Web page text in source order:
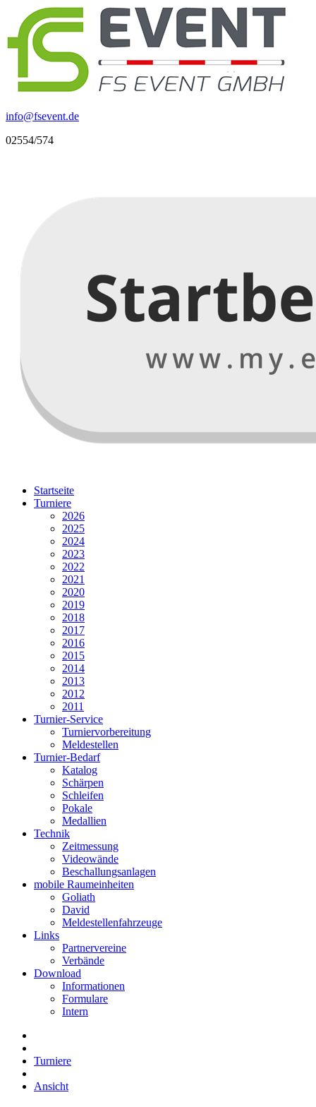
info@fsevent.de
02554/574
Startseite
Turniere
2026
2025
2024
2023
2022
2021
2020
2019
2018
2017
2016
2015
2014
2013
2012
2011
Turnier-Service
Turniervorbereitung
Meldestellen
Turnier-Bedarf
Katalog
Schärpen
Schleifen
Pokale
Medallien
Technik
Zeitmessung
Videowände
Beschallungsanlagen
mobile Raumeinheiten
Goliath
David
Meldestellenfahrzeuge
Links
Partnervereine
Verbände
Download
Informationen
Formulare
Intern
Turniere
Ansicht